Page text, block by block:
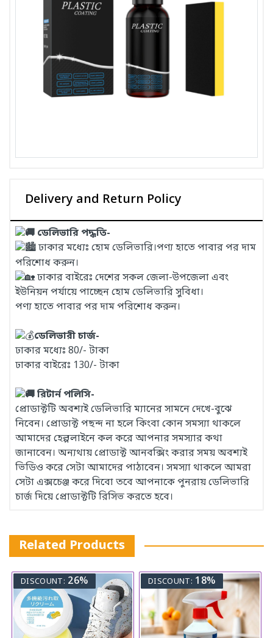
Delivery and Return Policy
ডেলিভারি পদ্ধতি-
ঢাকার মধ্যেঃ হোম ডেলিভারি।পণ্য হাতে পাবার পর দাম
পরিশোধ করুন।
ঢাকার বাইরেঃ দেশের সকল জেলা-উপজেলা এবং
ইউনিয়ন পর্যায়ে পাচ্ছেন হোম ডেলিভারি সুবিধা।
পণ্য হাতে পাবার পর দাম পরিশোধ করুন।
ডেলিভারী চার্জ-
ঢাকার মধ্যেঃ 80/- টাকা
ঢাকার বাইরেঃ 130/- টাকা
রিটার্ন পলিসি-
প্রোডাক্টটি অবশ্যই ডেলিভারি ম্যানের সামনে দেখে-বুঝে
নিবেন। প্রোডাক্ট পছন্দ না হলে কিংবা কোন সমস্যা থাকলে
আমাদের হেল্পলাইনে কল করে আপনার সমস্যার কথা
জানাবেন। অন্যথায় প্রোডাক্ট আনবক্সিং করার সময় অবশ্যই
ভিডিও করে সেটা আমাদের পাঠাবেন। সমস্যা থাকলে আমরা
সেটা এক্সচেঞ্জ করে দিবো তবে আপনাকে পুনরায় ডেলিভারি
চার্জ দিয়ে প্রোডাক্টটি রিসিভ করতে হবে।
Related Products
DISCOUNT: 26% DISCOUNT: 18%